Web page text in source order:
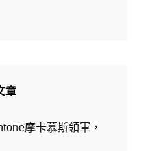
章
摩卡慕斯領軍，